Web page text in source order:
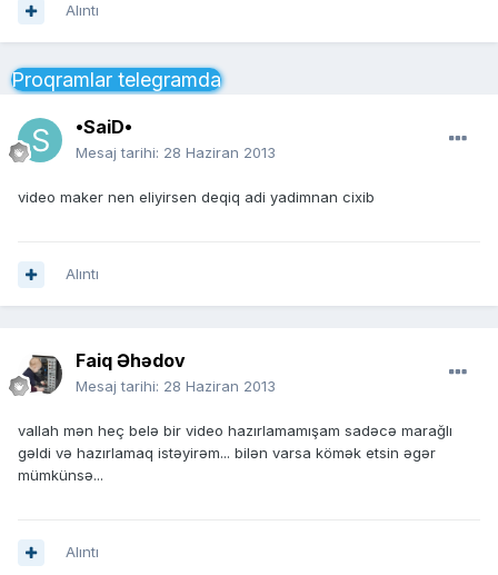
Alıntı
Proqramlar telegramda
•SaiD•
Mesaj tarihi: 28 Haziran 2013
video maker nen eliyirsen deqiq adi yadimnan cixib
Alıntı
Faiq Əhədov
Mesaj tarihi: 28 Haziran 2013
vallah mən heç belə bir video hazırlamamışam sadəcə marağlı
gəldi və hazırlamaq istəyirəm... bilən varsa kömək etsin əgər
mümkünsə...
Alıntı